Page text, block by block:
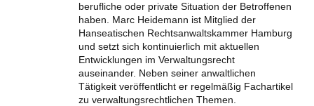
berufliche oder private Situation der Betroffenen
haben. Marc Heidemann ist Mitglied der
Hanseatischen Rechtsanwaltskammer Hamburg
und setzt sich kontinuierlich mit aktuellen
Entwicklungen im Verwaltungsrecht
auseinander. Neben seiner anwaltlichen
Tätigkeit veröffentlicht er regelmäßig Fachartikel
zu verwaltungsrechtlichen Themen.